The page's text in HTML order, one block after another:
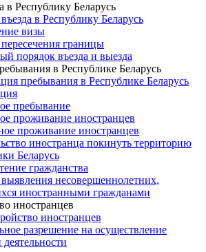
в Республику Беларусь
в Республику Беларусь
визы
границы
порядок въезда и выезда
в Республике Беларусь
пребывания в Республике Беларусь
пребывание
проживание иностранцев
проживание иностранцев
иностранца покинуть территорию
Беларусь
гражданства
несовершеннолетних,
иностранными гражданами
иностранцев
иностранцев
разрешение на осуществление
деятельности